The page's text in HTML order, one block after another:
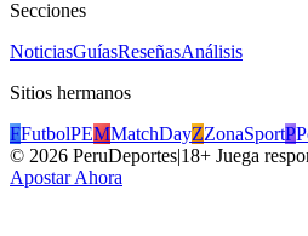
Secciones
NoticiasGuíasReseñasAnálisis
Sitios hermanos
FFutbolPEMMatchDayZZonaSportP
© 2026 PeruDeportes|18+ Juega
Apostar Ahora